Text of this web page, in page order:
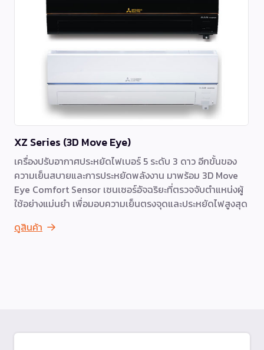
XZ Series (3D Move Eye)
เครื่องปรับอากาศประหยัดไฟเบอร์ 5 ระดับ 3 ดาว อีกขั้นของ
ความเย็นสบายและการประหยัดพลังงาน มาพร้อม 3D Move
Eye Comfort Sensor เซนเซอร์อัจฉริยะที่ตรวจจับตำแหน่งผู้
ใช้อย่างแม่นยำ เพื่อมอบความเย็นตรงจุดและประหยัดไฟสูงสุด
ดูสินค้า